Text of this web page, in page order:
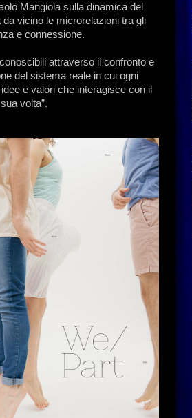
Mangiola sulla dinamica del
da vicino le microrelazioni tra gli
e connessione.
attraverso il confronto e
del sistema reale in cui ogni
e valori che interagisce con il
volta”.